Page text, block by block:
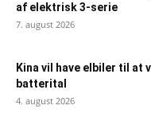
af elektrisk 3-serie
7. august 2026
Kina vil have elbiler til at
batterital
4. august 2026